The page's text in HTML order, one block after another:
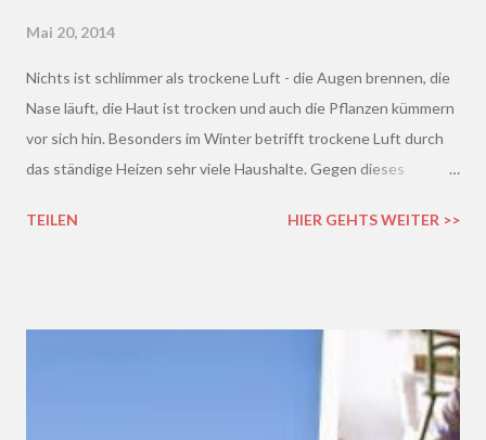
Mai 20, 2014
Nichts ist schlimmer als trockene Luft - die Augen brennen, die
Nase läuft, die Haut ist trocken und auch die Pflanzen kümmern
vor sich hin. Besonders im Winter betrifft trockene Luft durch
das ständige Heizen sehr viele Haushalte. Gegen dieses
einfach einen Luftbefeuchter an - oder noch besser einen
TEILEN HIER GEHTS WEITER >>